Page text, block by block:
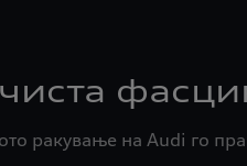
ракување на Audi го